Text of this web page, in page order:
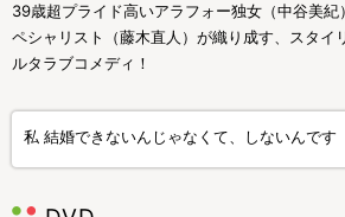
39歳超プライド高いアラフォー独女（中谷美紀
ペシャリスト（藤木直人）が織り成す、スタイ
ルタラブコメディ！
私 結婚できないんじゃなくて、しないんです